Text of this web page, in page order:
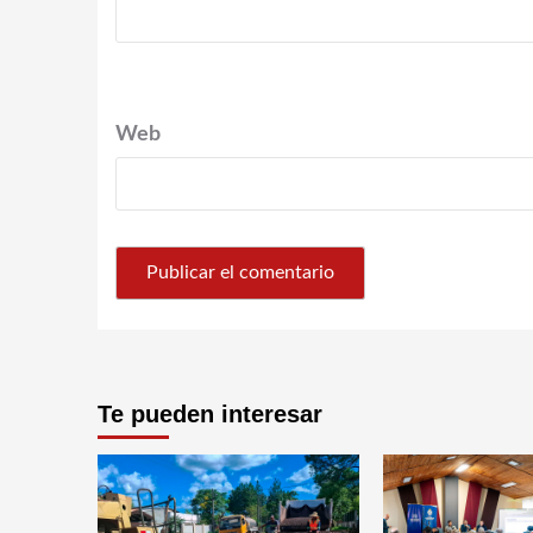
Web
Te pueden interesar